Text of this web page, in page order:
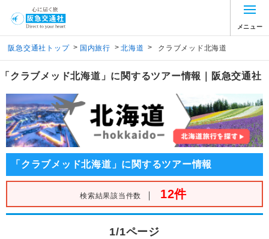
メニュー
阪急交通社トップ > 国内旅行 > 北海道 > クラブメッド北海道
「クラブメッド北海道」に関するツアー情報｜阪急交通社
「クラブメッド北海道」に関するツアー情報
検索結果該当件数 ｜ 12件
1/1ページ